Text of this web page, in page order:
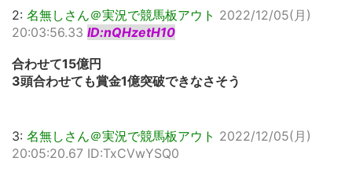
2: 名無しさん＠実況で競馬板アウト 2022/12/05(月)
20:03:56.33 ID:nQHzetH10
合わせて15億円
3頭合わせても賞金1億突破できなさそう
3: 名無しさん＠実況で競馬板アウト 2022/12/05(月)
20:05:20.67 ID:TxCVwYSQ0